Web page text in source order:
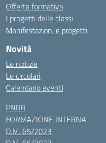
Offerta formativa
I progetti delle classi
Manifestazioni e progetti
Novità
Le notizie
Le circolari
Calendario eventi
PNRR
FORMAZIONE INTERNA
D.M. 65/2023